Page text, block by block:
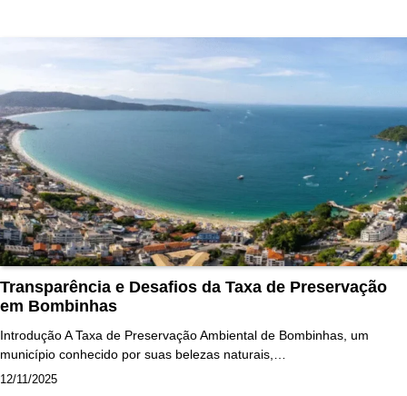
Transparência e Desafios da Taxa de Preservação
em Bombinhas
Introdução A Taxa de Preservação Ambiental de Bombinhas, um
município conhecido por suas belezas naturais,…
12/11/2025